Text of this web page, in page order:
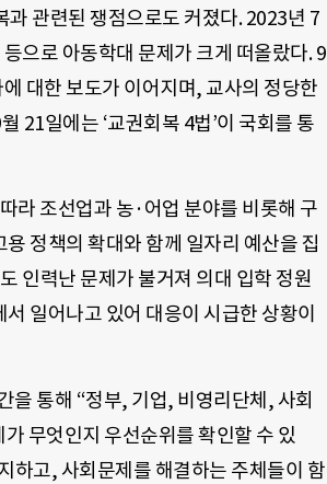
과 관련된 쟁점으로도 커졌다. 2023년 7
으로 아동학대 문제가 크게 떠올랐다. 9
대한 보도가 이어지며, 교사의 정당한
21일에는 ‘교권회복 4법’이 국회를 통
라 조선업과 농·어업 분야를 비롯해 구
정책의 확대와 함께 일자리 예산을 집
인력난 문제가 불거져 의대 입학 정원
일어나고 있어 대응이 시급한 상황이
을 통해 “정부, 기업, 비영리단체, 사회
무엇인지 우선순위를 확인할 수 있
하고, 사회문제를 해결하는 주체들이 함